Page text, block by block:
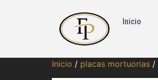
Inicio
Inicio / placas mortuorias /